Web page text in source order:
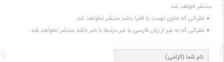
منتشر خواهد شد.
نظراتی که حاوی تهمت یا افترا باشد منتشر نخواهد شد.
نظراتی که به غیر از زبان فارسی یا غیر مرتبط با خبر باشد منتشر نخواهد شد.